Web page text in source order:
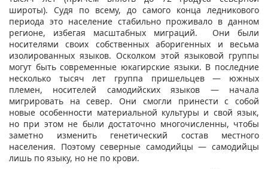
широты). Судя по всему, до самого конца ледникового
периода это население стабильно проживало в данном
регионе, избегая масштабных миграций. Они были
носителями своих собственных аборигенных и весьма
изолированных языков. Осколком этой языковой группы
могут быть современные юкагирские языки. В последние
несколько тысяч лет группа пришельцев — южных
племен, носителей самодийских языков — начала
мигрировать на север. Они смогли принести с собой
новые особенности материальной культуры и свой язык,
но при этом не были достаточно многочисленны, чтобы
заметно изменить генетический состав местного
населения. Поэтому северные самодийцы — самодийцы
лишь по языку, но не по крови.